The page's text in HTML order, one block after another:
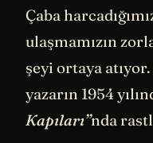
Çaba
ulaşmamızın
şeyi ortaya
yazarın 1954
Kapıları”nda